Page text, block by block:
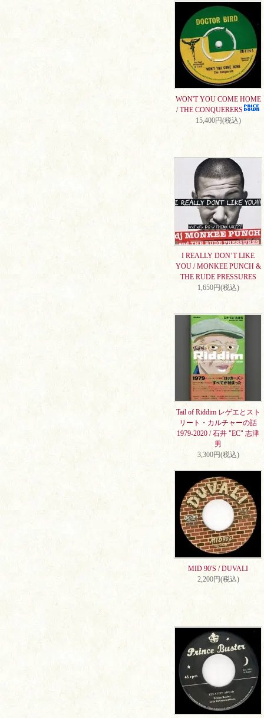
WON'T YOU COME HOME
/ THE CONQUERERS
15,400円(税込)
I REALLY DON’T LIKE
YOU / MONKEE PUNCH &
THE RUDE PRESSURES
1,650円(税込)
Tail of Riddim レゲエとスト
リート・カルチャーの話
1979-2020 / 石井 "EC" 志津
男
3,300円(税込)
MID 90'S / DUVALI
2,200円(税込)